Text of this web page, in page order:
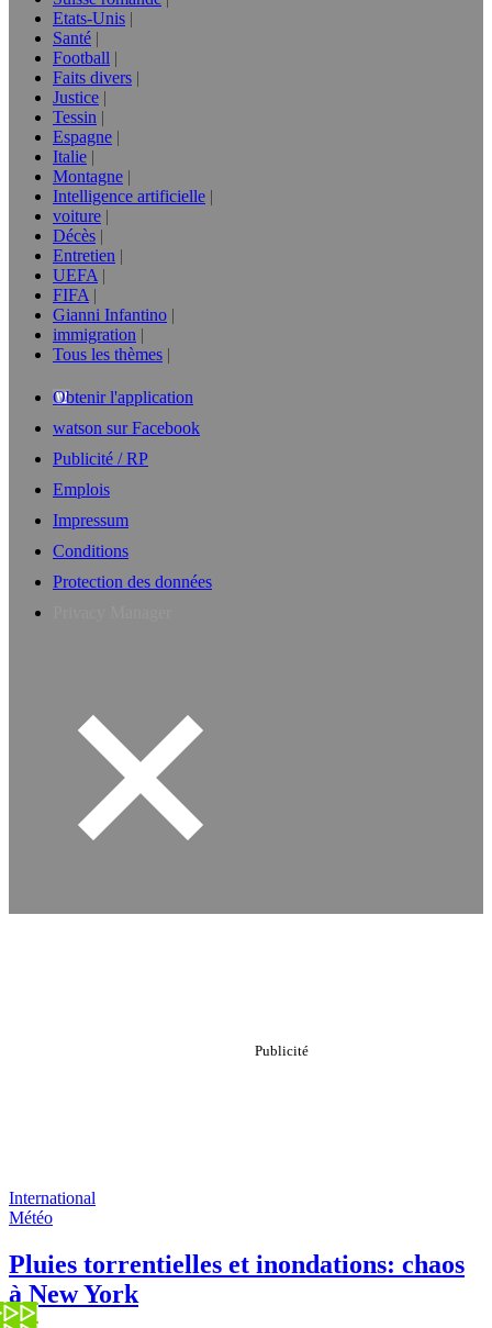
Etats-Unis
Santé
Football
Faits divers
Justice
Tessin
Espagne
Italie
Montagne
Intelligence artificielle
voiture
Décès
Entretien
UEFA
FIFA
Gianni Infantino
immigration
Tous les thèmes
Obtenir l'application
watson sur Facebook
Publicité / RP
Emplois
Impressum
Conditions
Protection des données
International
Météo
Pluies torrentielles et inondations: chaos
à New York